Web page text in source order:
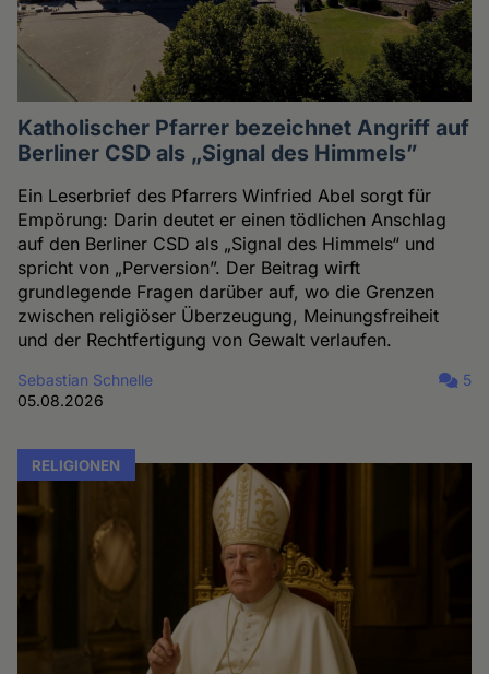
Katholischer Pfarrer bezeichnet Angriff auf
Berliner CSD als „Signal des Himmels”
Ein Leserbrief des Pfarrers Winfried Abel sorgt für
Empörung: Darin deutet er einen tödlichen Anschlag
auf den Berliner CSD als „Signal des Himmels“ und
spricht von „Perversion”. Der Beitrag wirft
grundlegende Fragen darüber auf, wo die Grenzen
zwischen religiöser Überzeugung, Meinungsfreiheit
und der Rechtfertigung von Gewalt verlaufen.
Sebastian Schnelle
05.08.2026
5
RELIGIONEN